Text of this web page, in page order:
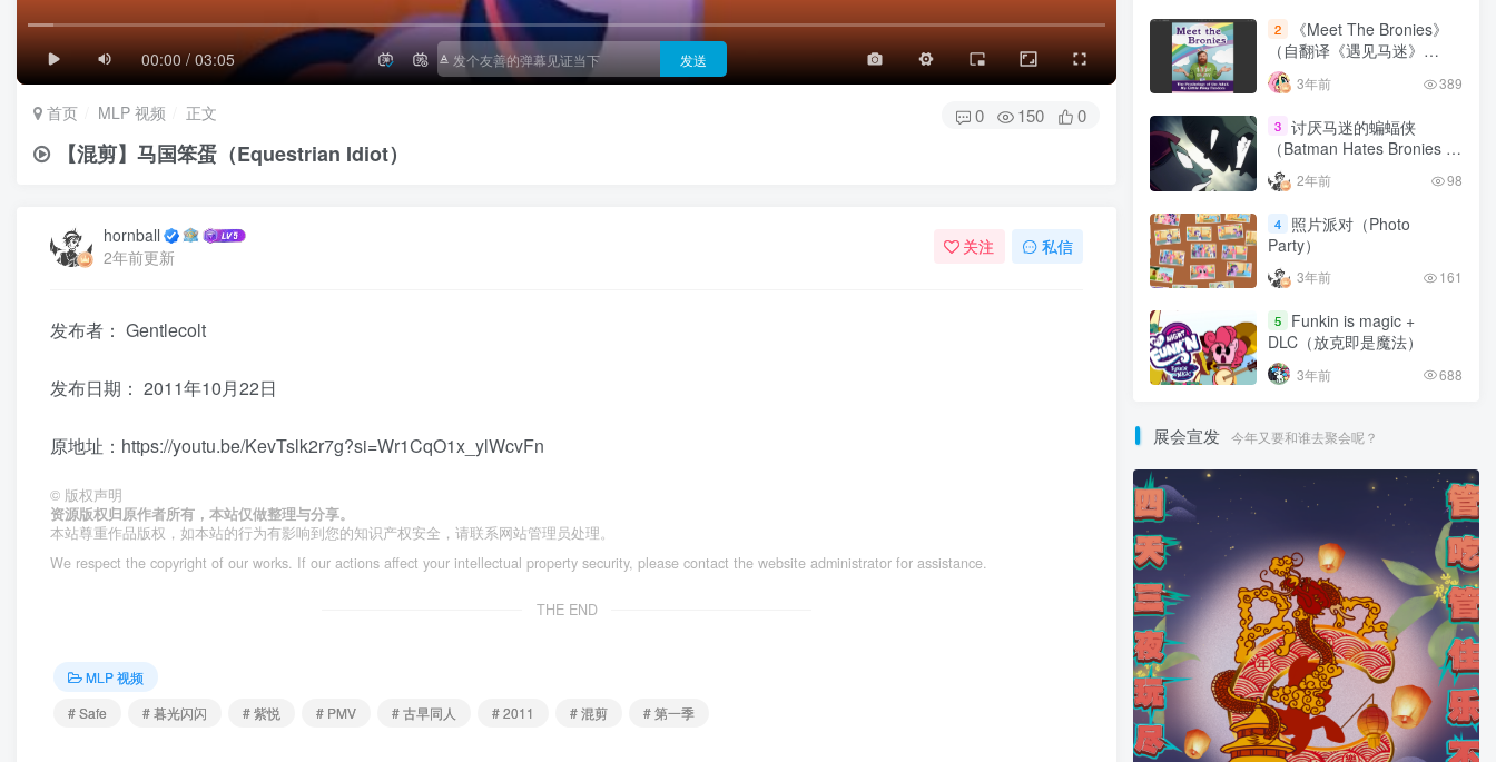
00:00 / 03:05
极慢 适中 极快
发送
首页 MLP 视频 正文 0 150 0
【混剪】马国笨蛋（Equestrian Idiot）
hornball
2年前更新
关注 私信
发布者： Gentlecolt
发布日期： 2011年10月22日
原地址：https://youtu.be/KevTslk2r7g?si=Wr1CqO1x_ylWcvFn
© 版权声明
资源版权归原作者所有，本站仅做整理与分享。
本站尊重作品版权，如本站的行为有影响到您的知识产权安全，请联系网站管理员处理。
We respect the copyright of our works. If our actions affect your intellectual property security, please contact the website administrator for assistance.
THE END
MLP 视频
# Safe
# 暮光闪闪 # 紫悦 # PMV # 古早同人 # 2011 # 混剪 # 第一季
2
《Meet The Bronies》
（自翻译《遇见马迷》
（（更新中
3年前 389
3 讨厌马迷的蝙蝠侠
（Batman Hates Bronies |
Dark Knight & MLP）
2年前 98
4
照片派对（Photo
Party）
3年前 161
5
Funkin is magic +
DLC（放克即是魔法）
3年前 688
展会宣发 今年又要和谁去聚会呢？